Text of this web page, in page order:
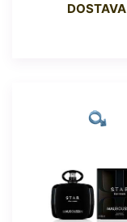
DOSTAVA